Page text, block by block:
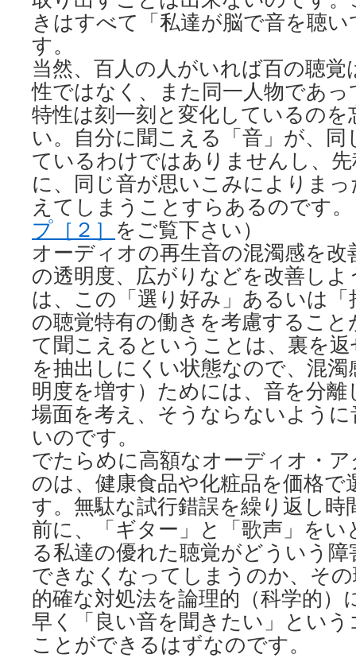
きはすべて「私達が脳で音を聴
す。
当然、百人の人がいれば百の聴
性ではなく、また同一人物であ
特性は刻一刻と変化しているの
い。自分に聞こえる「音」が、
ているわけではありませんし、
に、同じ音が思いこみによりま
えてしまうことすらあるのです
プ［２］ をご覧下さい）
オーディオの再生音の混濁感を改
の透明度、広がりなどを改善し
は、この「選り好み」あるいは
の聴覚特有の働きを考慮するこ
て聞こえるということは、裏を
を抽出しにくい状態なので、混
明度を増す）ためには、音を分
場面を考え、そうならないよう
いのです。
でたらめに高額なオーディオ・
のは、健康食品や化粧品を価格
す。無駄な試行錯誤を繰り返し時
前に、「ギター」と「歌声」を
る私達の優れた聴覚がどういう
できなくなってしまうのか、そ
的確な対処法を論理的（科学的）
早く「良い音を聞きたい」とい
ことができるはずなのです。